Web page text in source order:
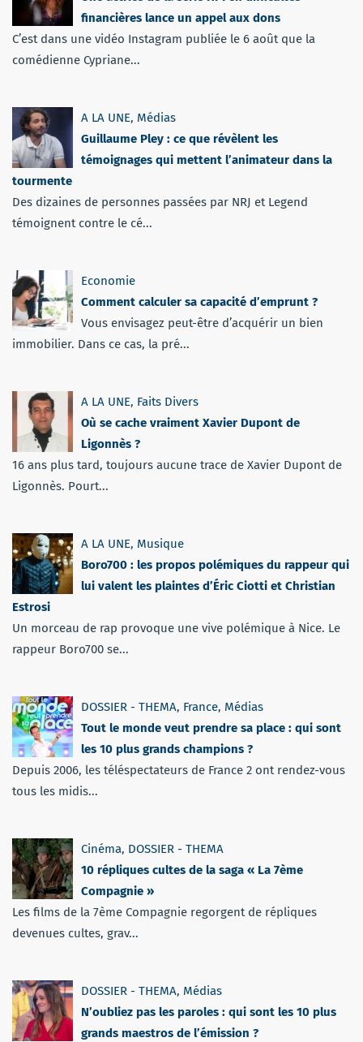
financières lance un appel aux dons
C’est dans une vidéo Instagram publiée le 6 août que la
comédienne Cypriane...
A LA UNE, Médias
Guillaume Pley : ce que révèlent les
témoignages qui mettent l’animateur dans la
tourmente
Des dizaines de personnes passées par NRJ et Legend
témoignent contre le cé...
Economie
Comment calculer sa capacité d’emprunt ?
Vous envisagez peut-être d’acquérir un bien
immobilier. Dans ce cas, la pré...
A LA UNE, Faits Divers
Où se cache vraiment Xavier Dupont de
Ligonnès ?
16 ans plus tard, toujours aucune trace de Xavier Dupont de
Ligonnès. Pourt...
A LA UNE, Musique
Boro700 : les propos polémiques du rappeur qui
lui valent les plaintes d’Éric Ciotti et Christian
Estrosi
Un morceau de rap provoque une vive polémique à Nice. Le
rappeur Boro700 se...
DOSSIER - THEMA, France, Médias
Tout le monde veut prendre sa place : qui sont
les 10 plus grands champions ?
Depuis 2006, les téléspectateurs de France 2 ont rendez-vous
tous les midis...
Cinéma, DOSSIER - THEMA
10 répliques cultes de la saga « La 7ème
Compagnie »
Les films de la 7ème Compagnie regorgent de répliques
devenues cultes, grav...
DOSSIER - THEMA, Médias
N’oubliez pas les paroles : qui sont les 10 plus
grands maestros de l’émission ?